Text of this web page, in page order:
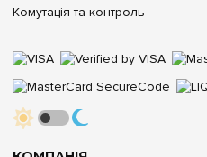
Комутація та контроль